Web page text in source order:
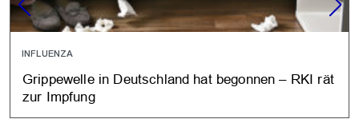
INFLUENZA
Grippewelle in Deutschland hat begonnen – RKI rät
zur Impfung